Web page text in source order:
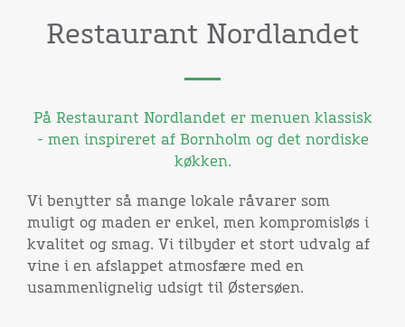
Restaurant Nordlandet
På Restaurant Nordlandet er menuen klassisk
- men inspireret af Bornholm og det nordiske
køkken.
Vi benytter så mange lokale råvarer som
muligt og maden er enkel, men kompromisløs i
kvalitet og smag. Vi tilbyder et stort udvalg af
vine i en afslappet atmosfære med en
usammenlignelig udsigt til Østersøen.